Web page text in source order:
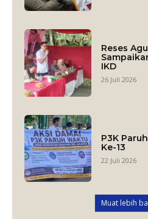
Reses
IKD
26 Juli 2026
P3K
Ke-13
22 Juli 2026
Muat lebih